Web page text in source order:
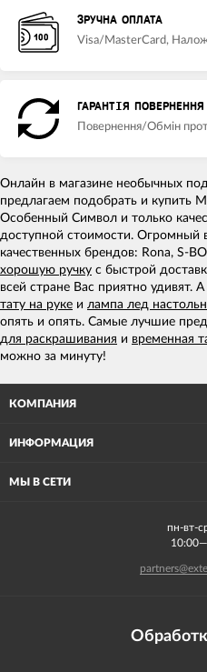
ЗРУЧНА ОПЛАТА
Visa/MasterCard,
ГАРАНТІЯ ПОВЕРНЕННЯ
Повернення/Обмін
Онлайн в магазине необычных
предлагаем подобрать и купить
Особенный Символ и только
доступной стоимости. Огромный
качественных брендов: Rona, S-
хорошую ручку с быстрой
всей стране Вас приятно удивят. А
тату на руке и лампа лед
опять и опять. Самые лучшие
для раскрашивания и временная
можно за минуту!
КОМПАНИЯ
ИНФОРМАЦИЯ
МЫ В СЕТИ
пн-вт-